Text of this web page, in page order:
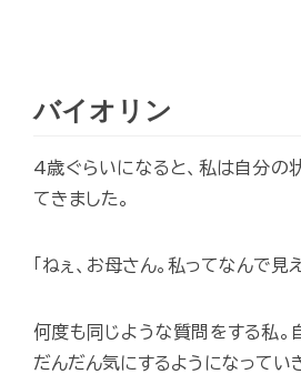
バイオリン
4歳ぐらいになると、私は自分の
てきました。
「ねぇ、お母さん。私ってなんで見
何度も同じような質問をする私。
だんだん気にするようになってい